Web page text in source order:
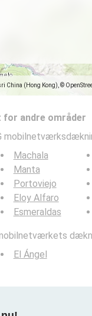
China (Hong Kong), ©
andre områder
Machala
Manta
Portoviejo
Eloy Alfaro
Esmeraldas
El Ángel